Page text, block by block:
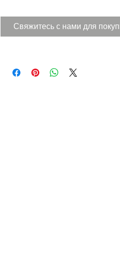
Свяжитесь с нами для